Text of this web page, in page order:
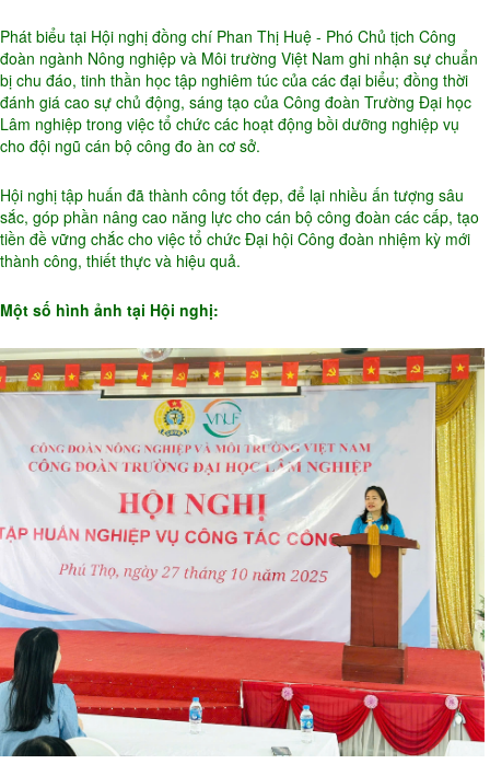
Phát biểu tại Hội nghị đồng chí Phan Thị Huệ - Phó Chủ tịch Công
đoàn ngành Nông nghiệp và Môi trường Việt Nam ghi nhận sự chuẩn
bị chu đáo, tinh thần học tập nghiêm túc của các đại biểu; đồng thời
đánh giá cao sự chủ động, sáng tạo của Công đoàn Trường Đại học
Lâm nghiệp trong việc tổ chức các hoạt động bồi dưỡng nghiệp vụ
cho đội ngũ cán bộ công đo àn cơ sở.
Hội nghị tập huấn đã thành công tốt đẹp, để lại nhiều ấn tượng sâu
sắc, góp phần nâng cao năng lực cho cán bộ công đoàn các cấp, tạo
tiền đề vững chắc cho việc tổ chức Đại hội Công đoàn nhiệm kỳ mới
thành công, thiết thực và hiệu quả.
Một số hình ảnh tại Hội nghị: